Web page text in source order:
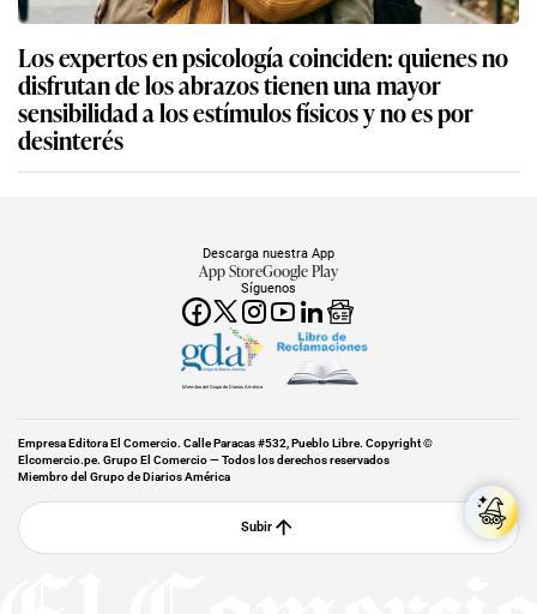
Los expertos en psicología coinciden: quienes no
disfrutan de los abrazos tienen una mayor
sensibilidad a los estímulos físicos y no es por
desinterés
Síguenos
Descarga nuestra App
App StoreGoogle Play
Miembro del Grupo de Diarios América
Empresa Editora El Comercio. Calle Paracas #532, Pueblo Libre. Copyright ©
Elcomercio.pe. Grupo El Comercio — Todos los derechos reservados
Miembro del Grupo de Diarios América
Subir